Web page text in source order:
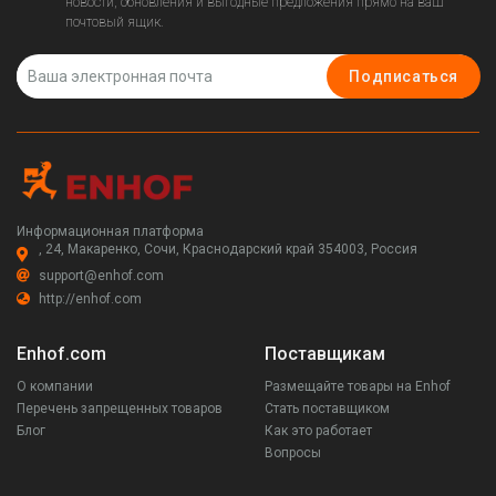
почтовый ящик.
Подписаться
Информационная платформа
, 24, Макаренко, Сочи, Краснодарский край 354003, Россия
support@enhof.com
http://enhof.com
Enhof.com
О компании
Перечень запрещенных товаров
Блог
Поставщикам
Размещайте товары на Enhof
Стать поставщиком
Как это работает
Вопросы